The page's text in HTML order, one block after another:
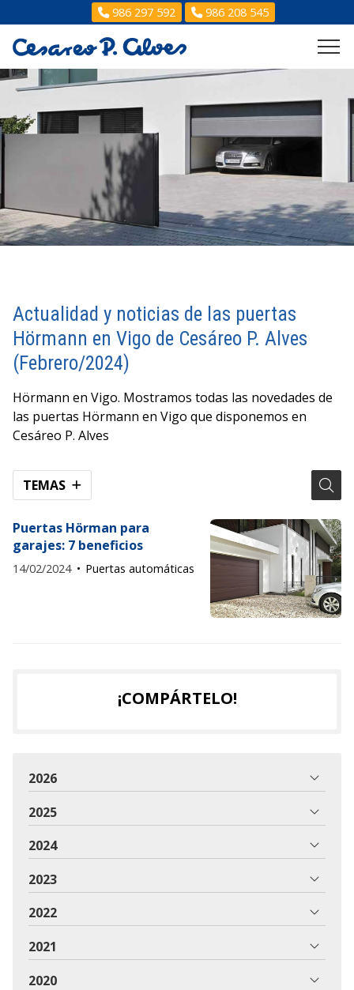
986 297 592 986 208 545
Actualidad y noticias de las puertas
Hörmann en Vigo de Cesáreo P. Alves
(Febrero/2024)
Hörmann en Vigo. Mostramos todas las novedades de
las puertas Hörmann en Vigo que disponemos en
Cesáreo P. Alves
TEMAS
Puertas Hörman para
garajes: 7 beneficios
14/02/2024 Puertas automáticas
¡COMPÁRTELO!
2026
2025
2024
2023
2022
2021
2020